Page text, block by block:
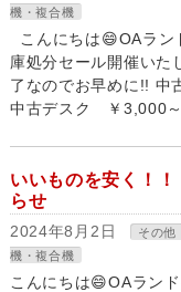
機・複合機
こんにちは😄OAラン
庫処分セール開催いた
了なのでお早めに!!
中古デスク ￥3,000
いいものを安く！
らせ
2024年8月2日 その他
機・複合機
こんにちは😄OAラン